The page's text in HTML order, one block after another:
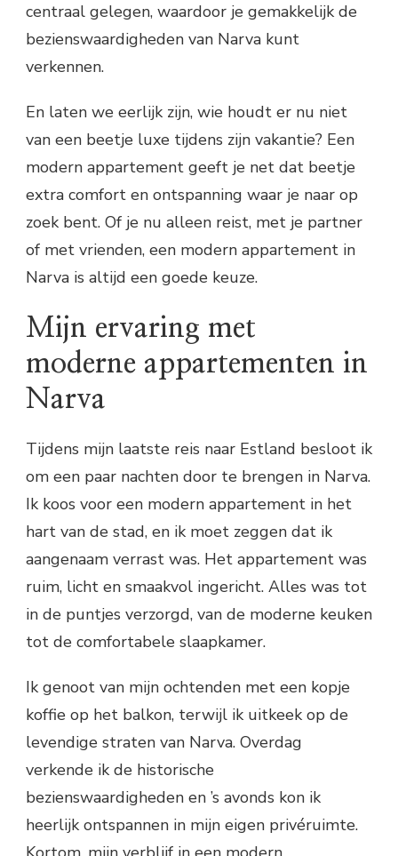
centraal gelegen, waardoor je gemakkelijk de
bezienswaardigheden van Narva kunt
verkennen.
En laten we eerlijk zijn, wie houdt er nu niet
van een beetje luxe tijdens zijn vakantie? Een
modern appartement geeft je net dat beetje
extra comfort en ontspanning waar je naar op
zoek bent. Of je nu alleen reist, met je partner
of met vrienden, een modern appartement in
Narva is altijd een goede keuze.
Mijn ervaring met
moderne appartementen in
Narva
Tijdens mijn laatste reis naar Estland besloot ik
om een paar nachten door te brengen in Narva.
Ik koos voor een modern appartement in het
hart van de stad, en ik moet zeggen dat ik
aangenaam verrast was. Het appartement was
ruim, licht en smaakvol ingericht. Alles was tot
in de puntjes verzorgd, van de moderne keuken
tot de comfortabele slaapkamer.
Ik genoot van mijn ochtenden met een kopje
koffie op het balkon, terwijl ik uitkeek op de
levendige straten van Narva. Overdag
verkende ik de historische
bezienswaardigheden en ’s avonds kon ik
heerlijk ontspannen in mijn eigen privéruimte.